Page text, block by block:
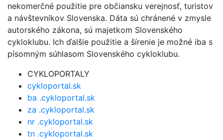
nekomerčné použitie pre občiansku verejnosť, turistov
a návštevníkov Slovenska. Dáta sú chránené v zmysle
autorského zákona, sú majetkom Slovenského
cykloklubu. Ich ďalšie použitie a šírenie je možné iba s
písomným súhlasom Slovenského cykloklubu.
CYKLOPORTALY
cykloportal.sk
ba .cykloportal.sk
za .cykloportal.sk
nr .cykloportal.sk
tn .cykloportal.sk